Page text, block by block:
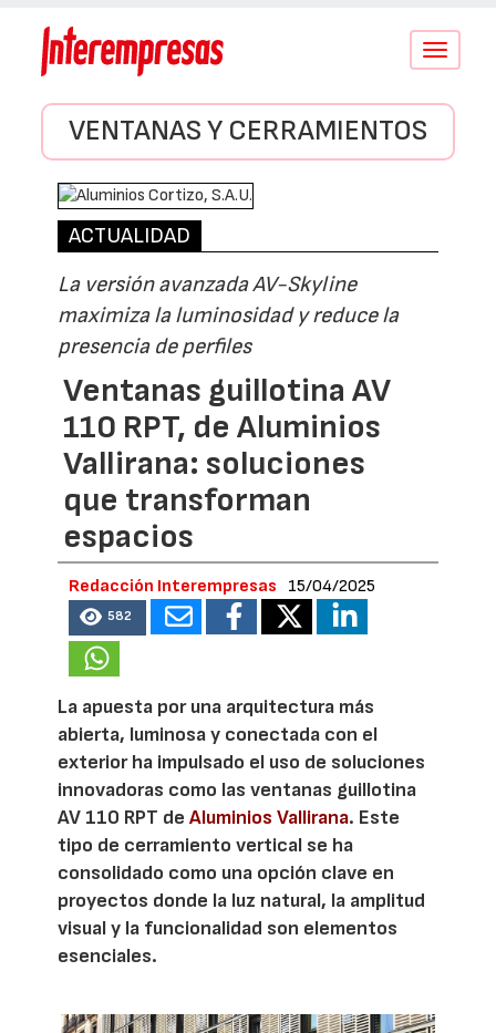
Conmutar
VENTANAS Y CERRAMIENTOS
ACTUALIDAD
La versión avanzada AV-Skyline
maximiza la luminosidad y reduce la
presencia de perfiles
Ventanas guillotina AV
110 RPT, de Aluminios
Vallirana: soluciones
que transforman
espacios
Redacción Interempresas 15/04/2025
582
La apuesta por una arquitectura más
abierta, luminosa y conectada con el
exterior ha impulsado el uso de soluciones
innovadoras como las ventanas guillotina
AV 110 RPT deAluminios Vallirana. Este
tipo de cerramiento vertical se ha
consolidado como una opción clave en
proyectos donde la luz natural, la amplitud
visual y la funcionalidad son elementos
esenciales.